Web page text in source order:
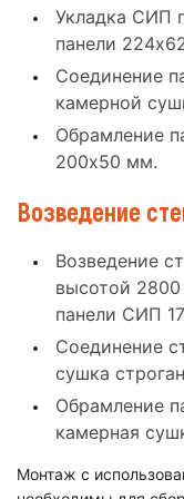
Укладка СИП
панели
Соединение
камерной
Обрамление
200x50 мм.
Возведение
Возведение
высотой
панели СИП
Соединение
сушка
Обрамление
камерная
Монтаж с